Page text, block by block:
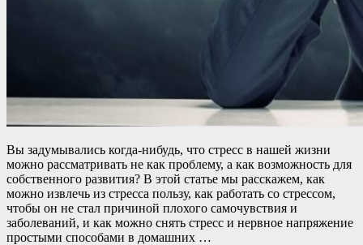
Вы задумывались когда-нибудь, что стресс в нашей жизни
можно рассматривать не как проблему, а как возможность для
собственного развития? В этой статье мы расскажем, как
можно извлечь из стресса пользу, как работать со стрессом,
чтобы он не стал причиной плохого самочувствия и
заболеваний, и как можно снять стресс и нервное напряжение
простыми способами в домашних …